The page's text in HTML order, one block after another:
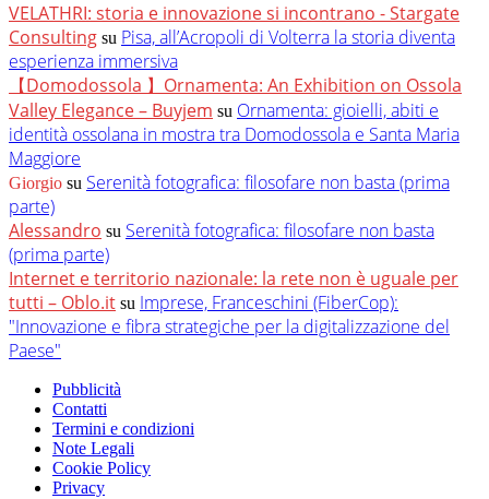
VELATHRI: storia e innovazione si incontrano - Stargate
Consulting su Pisa, all’Acropoli di Volterra la storia diventa
esperienza immersiva
【Domodossola 】Ornamenta: An Exhibition on Ossola
Valley Elegance – Buyjem su Ornamenta: gioielli, abiti e
identità ossolana in mostra tra Domodossola e Santa Maria
Maggiore
Giorgio su Serenità fotografica: filosofare non basta (prima
parte)
Alessandro su Serenità fotografica: filosofare non basta
(prima parte)
Internet e territorio nazionale: la rete non è uguale per
tutti – Oblo.it su Imprese, Franceschini (FiberCop):
"Innovazione e fibra strategiche per la digitalizzazione del
Paese"
Pubblicità
Contatti
Termini e condizioni
Note Legali
Cookie Policy
Privacy